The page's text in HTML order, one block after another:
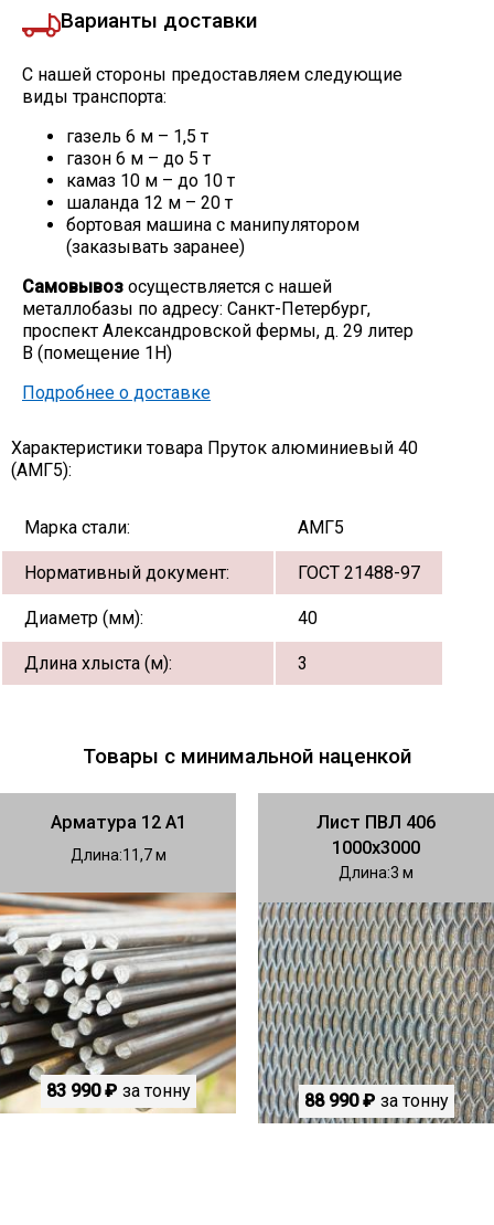
Варианты доставки
С нашей стороны предоставляем следующие
виды транспорта:
газель 6 м – 1,5 т
газон 6 м – до 5 т
камаз 10 м – до 10 т
шаланда 12 м – 20 т
бортовая машина с манипулятором
(заказывать заранее)
Самовывоз осуществляется с нашей
металлобазы по адресу: Санкт-Петербург,
проспект Александровской фермы, д. 29 литер
В (помещение 1Н)
Подробнее о доставке
Характеристики товара Пруток алюминиевый 40
(АМГ5):
Марка стали: АМГ5
Нормативный документ: ГОСТ 21488-97
Диаметр (мм): 40
Длина хлыста (м): 3
Товары с минимальной наценкой
Арматура 12 А1
Длина 11,7
83 990 ₽ за тонну
Лист ПВЛ 406
1000х3000
Длина 3
88 990 ₽ за тонну